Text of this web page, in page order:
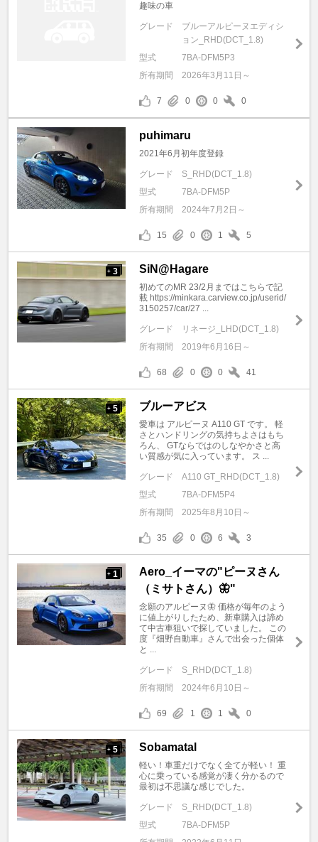
趣味の車
グレード
ブルーアルピーヌエディシ
ョン_RHD(DCT_1.8)
型式
7BA-DFM5P3
所有期間
2026年3月11日～
7 0 0 0
puhimaru
2021年6月初年度登録
グレード
S_RHD(DCT_1.8)
型式
7BA-DFM5P
所有期間
2024年7月2日～
15 0 1 5
+ 3 SiN@Hagare
初めてのMR 23/2月まではこちらで記
載 https://minkara.carview.co.jp/userid/
3150257/car/27 ...
グレード
リネージ_LHD(DCT_1.8)
所有期間
2019年6月16日～
68 0 0 41
+ 5 ブルーアビス
愛車は アルピーヌ A110 GT です。 軽
さとハンドリングの気持ちよさはもち
ろん、 GTならではのしなやかさと高
い質感が気に入っています。 ス ...
グレード
A110 GT_RHD(DCT_1.8)
型式
7BA-DFM5P4
所有期間
2025年8月10日～
35 0 6 3
+ 1
Aero_イーマの"ピーヌさん
（ミサトさん）🦋"
念願のアルピーヌ🦋 価格が毎年のよう
に値上がりしたため、新車購入は諦め
て中古車狙いで探していました。 この
度『畑野自動車』さんで出会った個体
と ...
グレード
S_RHD(DCT_1.8)
所有期間
2024年6月10日～
69 1 1 0
+ 5 Sobamatal
軽い！車重だけでなく全てが軽い！ 重
心に乗っている感覚が凄く分かるので
最初は不思議な感じでした。
グレード
S_RHD(DCT_1.8)
型式
7BA-DFM5P